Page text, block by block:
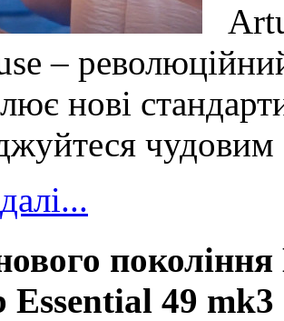
–
нові
чудовим
49 mk3